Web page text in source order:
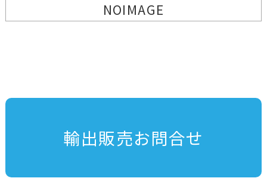
NOIMAGE
輸出販売お問合せ